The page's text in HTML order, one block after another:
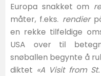
Europa snakket om
måter, f.eks. rendier
en rekke tilfeldige
USA over til
snøballen begynte å
diktet «A Visit from